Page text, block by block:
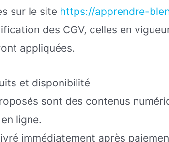
sur le site https://apprendre-
des CGV, celles en
appliquées.
et disponibilité
sont des contenus
ligne.
immédiatement après